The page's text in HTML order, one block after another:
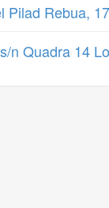
Pilad Rebua,
n Quadra 14